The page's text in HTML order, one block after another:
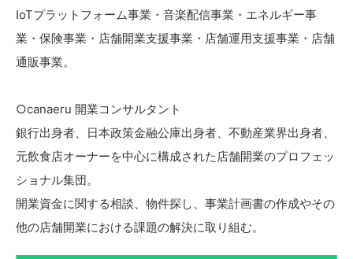
IoTプラットフォーム事業・音楽配信事業・エネルギー事
業・保険事業・店舗開業支援事業・店舗運用支援事業・店舗
通販事業。
○canaeru 開業コンサルタント
銀行出身者、日本政策金融公庫出身者、不動産業界出身者、
元飲食店オーナーを中心に構成された店舗開業のプロフェッ
ショナル集団。
開業資金に関する相談、物件探し、事業計画書の作成やその
他の店舗開業における課題の解決に取り組む。